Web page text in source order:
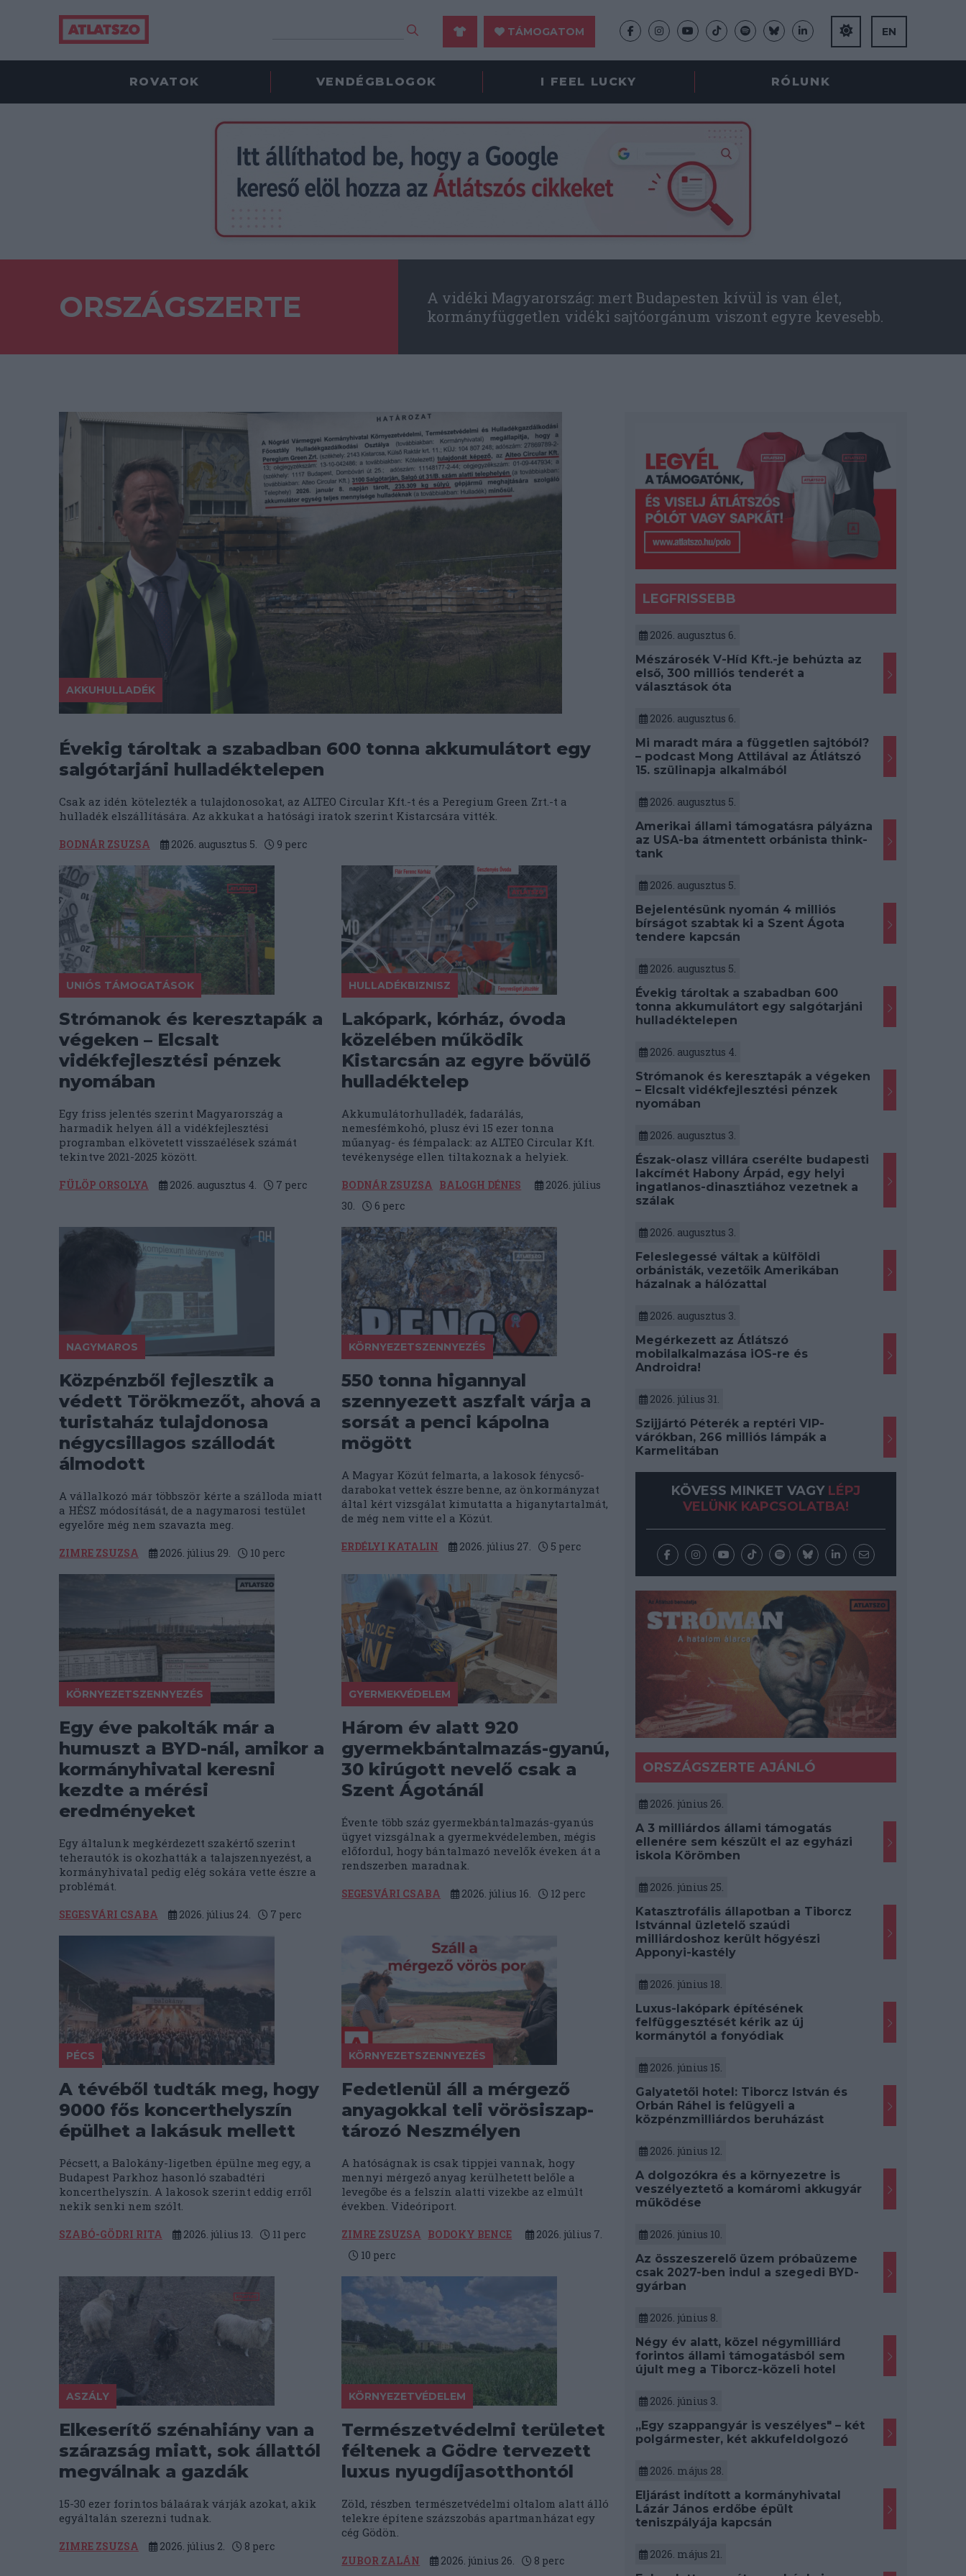
TÁMOGATOM EN
ROVATOK VENDÉGBLOGOK I FEEL LUCKY RÓLUNK
ORSZÁGSZERTE
A vidéki Magyarország: mert Budapesten kívül is van élet,
kormányfüggetlen vidéki sajtóorgánum viszont egyre kevesebb.
AKKUHULLADÉK
Évekig tároltak a szabadban 600 tonna akkumulátort egy
salgótarjáni hulladéktelepen
Csak az idén kötelezték a tulajdonosokat, az ALTEO Circular Kft.-t és a Peregium Green Zrt.-t a
hulladék elszállítására. Az akkukat a hatósági iratok szerint Kistarcsára vitték.
BODNÁR ZSUZSA 2026. augusztus 5. 9 perc
UNIÓS TÁMOGATÁSOK
Strómanok és keresztapák a
végeken – Elcsalt
vidékfejlesztési pénzek
nyomában
Egy friss jelentés szerint Magyarország a
harmadik helyen áll a vidékfejlesztési
programban elkövetett visszaélések számát
tekintve 2021-2025 között.
FÜLÖP ORSOLYA 2026. augusztus 4. 7 perc
HULLADÉKBIZNISZ
Lakópark, kórház, óvoda
közelében működik
Kistarcsán az egyre bővülő
hulladéktelep
Akkumulátorhulladék, fadarálás,
nemesfémkohó, plusz évi 15 ezer tonna
műanyag- és fémpalack: az ALTEO Circular Kft.
tevékenysége ellen tiltakoznak a helyiek.
BODNÁR ZSUZSA BALOGH DÉNES
2026. július
30.
6 perc
NAGYMAROS
Közpénzből fejlesztik a
védett Törökmezőt, ahová a
turistaház tulajdonosa
négycsillagos szállodát
álmodott
A vállalkozó már többször kérte a szálloda miatt
a HÉSZ módosítását, de a nagymarosi testület
egyelőre még nem szavazta meg.
ZIMRE ZSUZSA 2026. július 29. 10 perc
KÖRNYEZETSZENNYEZÉS
550 tonna higannyal
szennyezett aszfalt várja a
sorsát a penci kápolna
mögött
A Magyar Közút felmarta, a lakosok fénycső-
darabokat vettek észre benne, az önkormányzat
által kért vizsgálat kimutatta a higanytartalmát,
de még nem vitte el a Közút.
ERDÉLYI KATALIN 2026. július 27. 5 perc
KÖRNYEZETSZENNYEZÉS
Egy éve pakolták már a
humuszt a BYD-nál, amikor a
kormányhivatal keresni
kezdte a mérési
eredményeket
Egy általunk megkérdezett szakértő szerint
teherautók is okozhatták a talajszennyezést, a
kormányhivatal pedig elég sokára vette észre a
problémát.
SEGESVÁRI CSABA 2026. július 24. 7 perc
GYERMEKVÉDELEM
Három év alatt 920
gyermekbántalmazás-gyanú,
30 kirúgott nevelő csak a
Szent Ágotánál
Évente több száz gyermekbántalmazás-gyanús
ügyet vizsgálnak a gyermekvédelemben, mégis
előfordul, hogy bántalmazó nevelők éveken át a
rendszerben maradnak.
SEGESVÁRI CSABA 2026. július 16. 12 perc
PÉCS
A tévéből tudták meg, hogy
9000 fős koncerthelyszín
épülhet a lakásuk mellett
Pécsett, a Balokány-ligetben épülne meg egy, a
Budapest Parkhoz hasonló szabadtéri
koncerthelyszín. A lakosok szerint eddig erről
nekik senki nem szólt.
SZABÓ-GÖDRI RITA 2026. július 13. 11 perc
KÖRNYEZETSZENNYEZÉS
Fedetlenül áll a mérgező
anyagokkal teli vörösiszap-
tározó Neszmélyen
A hatóságnak is csak tippjei vannak, hogy
mennyi mérgező anyag kerülhetett belőle a
levegőbe és a felszín alatti vizekbe az elmúlt
években. Videóriport.
ZIMRE ZSUZSA BODOKY BENCE
2026. július 7.
10 perc
ASZÁLY
Elkeserítő szénahiány van a
szárazság miatt, sok állattól
megválnak a gazdák
15-30 ezer forintos bálaárak várják azokat, akik
egyáltalán szerezni tudnak.
ZIMRE ZSUZSA 2026. július 2. 8 perc
KÖRNYEZETVÉDELEM
Természetvédelmi területet
féltenek a Gödre tervezett
luxus nyugdíjasotthontól
Zöld, részben természetvédelmi oltalom alatt álló
telekre építene százszobás apartmanházat egy
cég Gödön.
ZUBOR ZALÁN 2026. június 26. 8 perc
LEGFRISSEBB
2026. augusztus 6.
Mészárosék V-Híd Kft.-je behúzta az
első, 300 milliós tenderét a
választások óta
2026. augusztus 6.
Mi maradt mára a független sajtóból?
– podcast Mong Attilával az Átlátszó
15. szülinapja alkalmából
2026. augusztus 5.
Amerikai állami támogatásra pályázna
az USA-ba átmentett orbánista think-
tank
2026. augusztus 5.
Bejelentésünk nyomán 4 milliós
bírságot szabtak ki a Szent Ágota
tendere kapcsán
2026. augusztus 5.
Évekig tároltak a szabadban 600
tonna akkumulátort egy salgótarjáni
hulladéktelepen
2026. augusztus 4.
Strómanok és keresztapák a végeken
– Elcsalt vidékfejlesztési pénzek
nyomában
2026. augusztus 3.
Észak-olasz villára cserélte budapesti
lakcímét Habony Árpád, egy helyi
ingatlanos-dinasztiához vezetnek a
szálak
2026. augusztus 3.
Feleslegessé váltak a külföldi
orbánisták, vezetőik Amerikában
házalnak a hálózattal
2026. augusztus 3.
Megérkezett az Átlátszó
mobilalkalmazása iOS-re és
Androidra!
2026. július 31.
Szijjártó Péterék a reptéri VIP-
várókban, 266 milliós lámpák a
Karmelitában
KÖVESS MINKET VAGY LÉPJ
VELÜNK KAPCSOLATBA!
ORSZÁGSZERTE AJÁNLÓ
2026. június 26.
A 3 milliárdos állami támogatás
ellenére sem készült el az egyházi
iskola Körömben
2026. június 25.
Katasztrofális állapotban a Tiborcz
Istvánnal üzletelő szaúdi
milliárdoshoz került hőgyészi
Apponyi-kastély
2026. június 18.
Luxus-lakópark építésének
felfüggesztését kérik az új
kormánytól a fonyódiak
2026. június 15.
Galyatetői hotel: Tiborcz István és
Orbán Ráhel is felügyeli a
közpénzmilliárdos beruházást
2026. június 12.
A dolgozókra és a környezetre is
veszélyeztető a komáromi akkugyár
működése
2026. június 10.
Az összeszerelő üzem próbaüzeme
csak 2027-ben indul a szegedi BYD-
gyárban
2026. június 8.
Négy év alatt, közel négymilliárd
forintos állami támogatásból sem
újult meg a Tiborcz-közeli hotel
2026. június 3.
„Egy szappangyár is veszélyes" – két
polgármester, két akkufeldolgozó
2026. május 28.
Eljárást indított a kormányhivatal
Lázár János erdőbe épült
teniszpályája kapcsán
2026. május 21.